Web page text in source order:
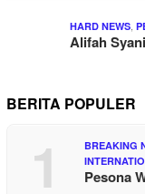
HARD NEWS
Alifah
BERITA POPULER
1 BREAKING
Pesona